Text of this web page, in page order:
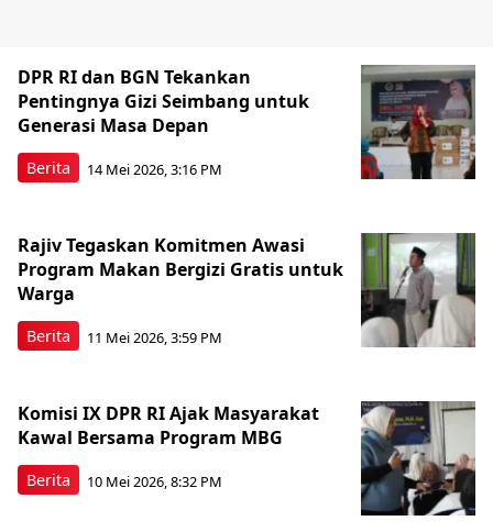
Berita
DPR RI dan BGN Tekankan
Pentingnya Gizi Seimbang untuk
Generasi Masa Depan
14 Mei 2026, 3:16 PM
Berita
Rajiv Tegaskan Komitmen Awasi
Program Makan Bergizi Gratis untuk
Warga
11 Mei 2026, 3:59 PM
Berita
Komisi IX DPR RI Ajak Masyarakat
Kawal Bersama Program MBG
10 Mei 2026, 8:32 PM